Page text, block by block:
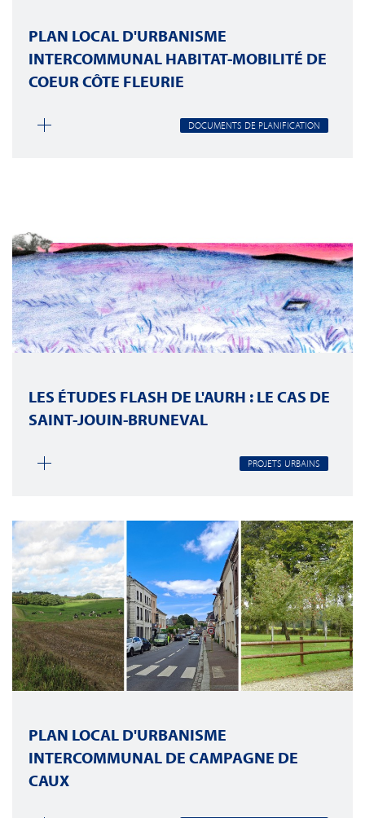
PLAN LOCAL D'URBANISME
INTERCOMMUNAL HABITAT-MOBILITÉ DE
COEUR CÔTE FLEURIE
DOCUMENTS DE PLANIFICATION
LES ÉTUDES FLASH DE L'AURH : LE CAS DE
SAINT-JOUIN-BRUNEVAL
PROJETS URBAINS
PLAN LOCAL D'URBANISME
INTERCOMMUNAL DE CAMPAGNE DE
CAUX